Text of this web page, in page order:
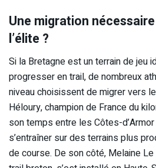
Une migration
l’élite ?
Si la Bretagne est un terrain de jeu
progresser en trail, de nombreux
niveau choisissent de migrer vers
Héloury, champion de France du
son temps entre les Côtes-
s’entraîner sur des terrains plus
de course. De son côté, Melaine